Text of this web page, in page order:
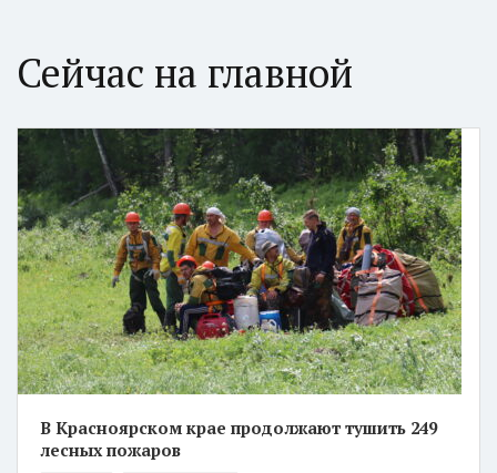
Сейчас на главной
В Красноярском крае продолжают тушить 249
лесных пожаров